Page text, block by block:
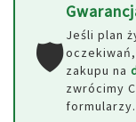
🛡️
Jeśli plan
zakupu na
zwrócimy
formularzy.